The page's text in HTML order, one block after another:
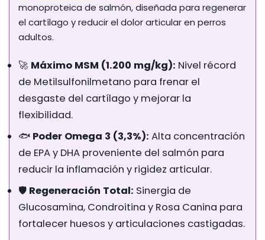
monoproteica de salmón, diseñada para regenerar
el cartílago y reducir el dolor articular en perros
adultos.
🚀 Máximo MSM (1.200 mg/kg): Nivel récord
de Metilsulfonilmetano para frenar el
desgaste del cartílago y mejorar la
flexibilidad.
🐟 Poder Omega 3 (3,3%): Alta concentración
de EPA y DHA proveniente del salmón para
reducir la inflamación y rigidez articular.
🛡️ Regeneración Total: Sinergia de
Glucosamina, Condroitina y Rosa Canina para
fortalecer huesos y articulaciones castigadas.